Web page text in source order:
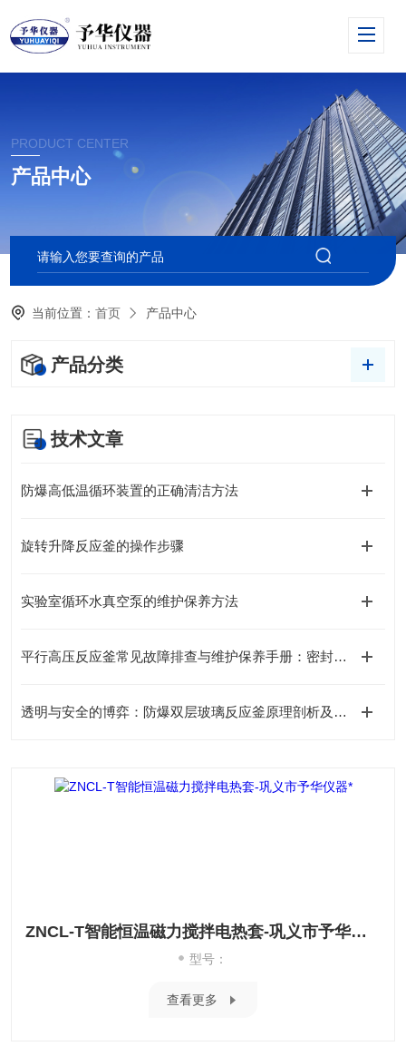
PRODUCT CENTER
产品中心
当前位置：首页 产品中心
产品分类
技术文章
防爆高低温循环装置的正确清洁方法
旋转升降反应釜的操作步骤
实验室循环水真空泵的维护保养方法
平行高压反应釜常见故障排查与维护保养手册：密封泄漏、温度不均、搅拌失效怎么破？
透明与安全的博弈：防爆双层玻璃反应釜原理剖析及与普通机型核心差异
ZNCL-T智能恒温磁力搅拌电热套-巩义市予华仪器*
型号：
查看更多